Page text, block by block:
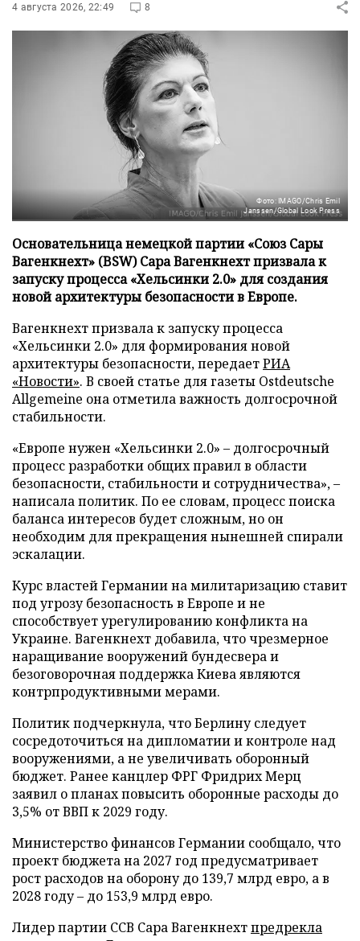
4 августа 2026, 22:49 8
Фото: IMAGO/Chris Emil
Janssen/Global Look Press
Основательница немецкой партии «Союз Сары
Вагенкнехт» (BSW) Сара Вагенкнехт призвала к
запуску процесса «Хельсинки 2.0» для создания
новой архитектуры безопасности в Европе.
Вагенкнехт призвала к запуску процесса
«Хельсинки 2.0» для формирования новой
архитектуры безопасности, передаетРИА
«Новости». В своей статье для газеты Ostdeutsche
Allgemeine она отметила важность долгосрочной
стабильности.
«Европе нужен «Хельсинки 2.0» – долгосрочный
процесс разработки общих правил в области
безопасности, стабильности и сотрудничества», –
написала политик. По ее словам, процесс поиска
баланса интересов будет сложным, но он
необходим для прекращения нынешней спирали
эскалации.
Курс властей Германии на милитаризацию ставит
под угрозу безопасность в Европе и не
способствует урегулированию конфликта на
Украине. Вагенкнехт добавила, что чрезмерное
наращивание вооружений бундесвера и
безоговорочная поддержка Киева являются
контрпродуктивными мерами.
Политик подчеркнула, что Берлину следует
сосредоточиться на дипломатии и контроле над
вооружениями, а не увеличивать оборонный
бюджет. Ранее канцлер ФРГ Фридрих Мерц
заявил о планах повысить оборонные расходы до
3,5% от ВВП к 2029 году.
Министерство финансов Германии сообщало, что
проект бюджета на 2027 год предусматривает
рост расходов на оборону до 139,7 млрд евро, а в
2028 году – до 153,9 млрд евро.
Лидер партии ССВ Сара Вагенкнехтпредрекла